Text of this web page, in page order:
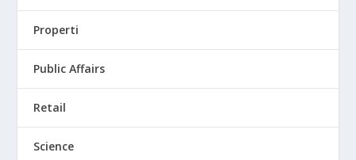
Properti
Public Affairs
Retail
Science